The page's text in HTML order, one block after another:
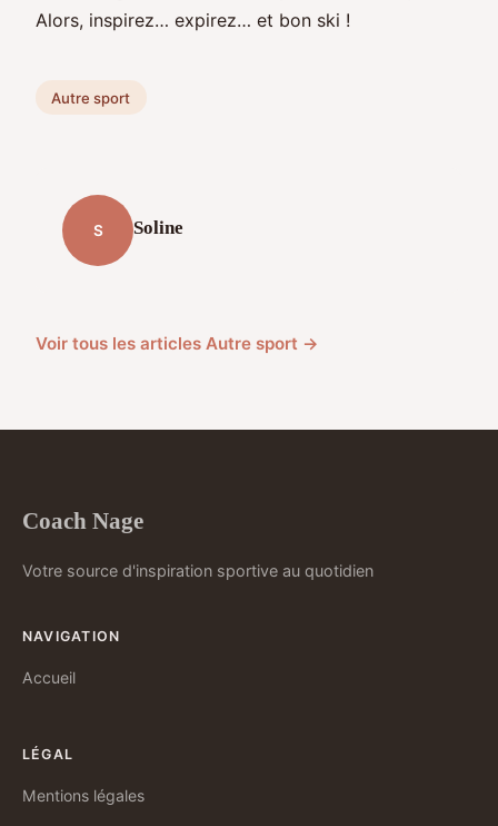
Alors, inspirez… expirez… et bon ski !
Autre sport
S Soline
Voir tous les articles Autre sport →
Coach Nage
Votre source d'inspiration sportive au quotidien
NAVIGATION
Accueil
LÉGAL
Mentions légales